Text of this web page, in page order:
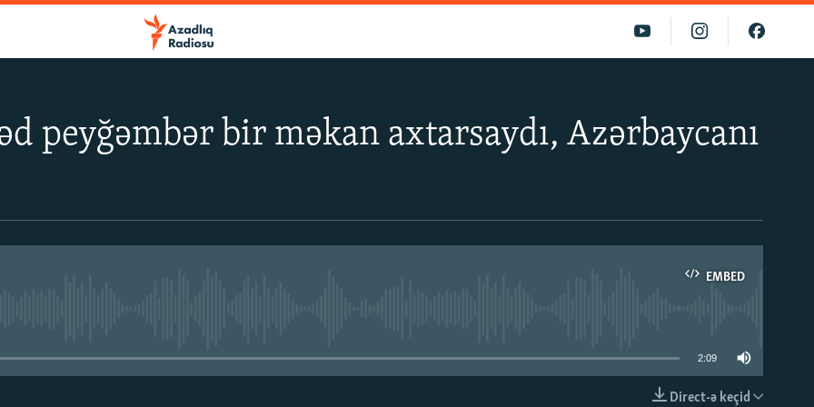
peyğəmbər bir məkan axtarsaydı, Azərbaycanı
EMBED
2:09
Direct-ə keçid